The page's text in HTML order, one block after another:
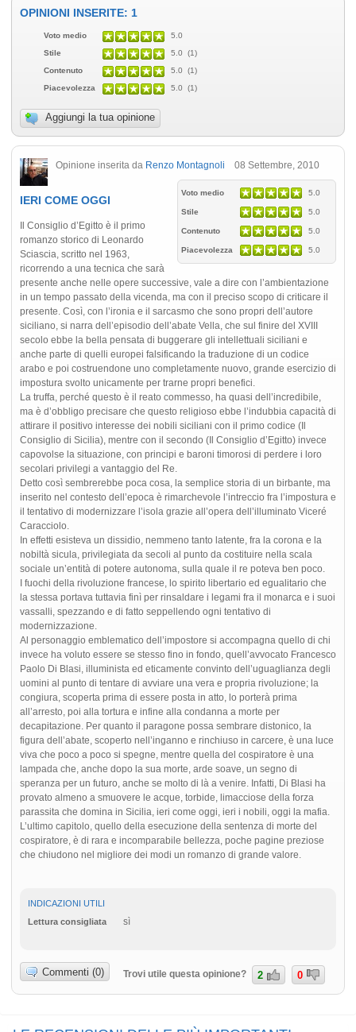
OPINIONI INSERITE: 1
Voto medio
5.0
Stile
5.0 (1)
Contenuto
5.0 (1)
Piacevolezza
5.0 (1)
Aggiungi la tua opinione
Opinione inserita da Renzo Montagnoli 08 Settembre, 2010
Voto medio 5.0
Stile 5.0
Contenuto 5.0
Piacevolezza 5.0
IERI COME OGGI
Il Consiglio d’Egitto è il primo
romanzo storico di Leonardo
Sciascia, scritto nel 1963,
ricorrendo a una tecnica che sarà
presente anche nelle opere successive, vale a dire con l’ambientazione
in un tempo passato della vicenda, ma con il preciso scopo di criticare il
presente. Così, con l’ironia e il sarcasmo che sono propri dell’autore
siciliano, si narra dell’episodio dell’abate Vella, che sul finire del XVIII
secolo ebbe la bella pensata di buggerare gli intellettuali siciliani e
anche parte di quelli europei falsificando la traduzione di un codice
arabo e poi costruendone uno completamente nuovo, grande esercizio di
impostura svolto unicamente per trarne propri benefici.
La truffa, perché questo è il reato commesso, ha quasi dell’incredibile,
ma è d’obbligo precisare che questo religioso ebbe l’indubbia capacità di
attirare il positivo interesse dei nobili siciliani con il primo codice (Il
Consiglio di Sicilia), mentre con il secondo (Il Consiglio d’Egitto) invece
capovolse la situazione, con principi e baroni timorosi di perdere i loro
secolari privilegi a vantaggio del Re.
Detto così sembrerebbe poca cosa, la semplice storia di un birbante, ma
inserito nel contesto dell’epoca è rimarchevole l’intreccio fra l’impostura e
il tentativo di modernizzare l’isola grazie all’opera dell’illuminato Viceré
Caracciolo.
In effetti esisteva un dissidio, nemmeno tanto latente, fra la corona e la
nobiltà sicula, privilegiata da secoli al punto da costituire nella scala
sociale un’entità di potere autonoma, sulla quale il re poteva ben poco.
I fuochi della rivoluzione francese, lo spirito libertario ed egualitario che
la stessa portava tuttavia finì per rinsaldare i legami fra il monarca e i suoi
vassalli, spezzando e di fatto seppellendo ogni tentativo di
modernizzazione.
Al personaggio emblematico dell’impostore si accompagna quello di chi
invece ha voluto essere se stesso fino in fondo, quell’avvocato Francesco
Paolo Di Blasi, illuminista ed eticamente convinto dell’uguaglianza degli
uomini al punto di tentare di avviare una vera e propria rivoluzione; la
congiura, scoperta prima di essere posta in atto, lo porterà prima
all’arresto, poi alla tortura e infine alla condanna a morte per
decapitazione. Per quanto il paragone possa sembrare distonico, la
figura dell’abate, scoperto nell’inganno e rinchiuso in carcere, è una luce
viva che poco a poco si spegne, mentre quella del cospiratore è una
lampada che, anche dopo la sua morte, arde soave, un segno di
speranza per un futuro, anche se molto di là a venire. Infatti, Di Blasi ha
provato almeno a smuovere le acque, torbide, limacciose della forza
parassita che domina in Sicilia, ieri come oggi, ieri i nobili, oggi la mafia.
L’ultimo capitolo, quello della esecuzione della sentenza di morte del
cospiratore, è di rara e incomparabile bellezza, poche pagine preziose
che chiudono nel migliore dei modi un romanzo di grande valore.
INDICAZIONI UTILI
Lettura consigliata
sì
Commenti (0) Trovi utile questa opinione? 2 0